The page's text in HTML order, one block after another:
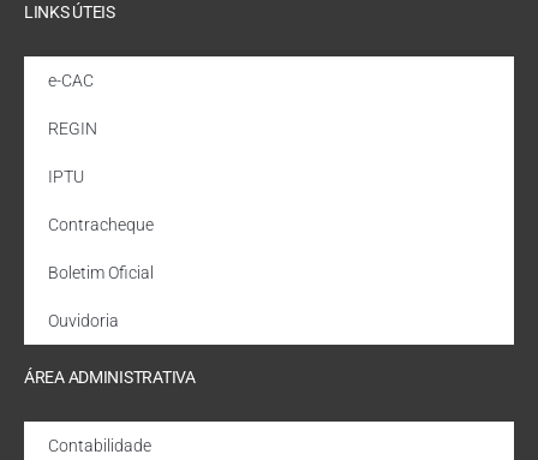
LINKS ÚTEIS
e-CAC
REGIN
IPTU
Contracheque
Boletim Oficial
Ouvidoria
ÁREA ADMINISTRATIVA
Contabilidade